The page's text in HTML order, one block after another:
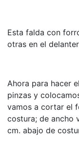
Esta falda con
otras en el
Ahora para hacer
pinzas y
vamos a cortar el
costura; de ancho
cm. abajo de